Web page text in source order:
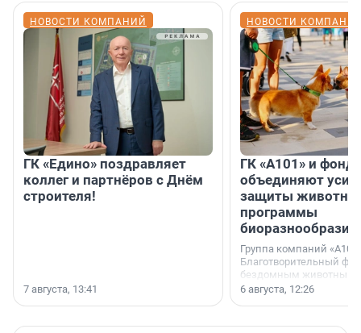
НОВОСТИ КОМПАНИЙ
ГК «Едино» поздравляет
коллег и партнёров с Днём
строителя!
7 августа, 13:41
НОВОСТИ
ГК «А101» и фонд
объединяют
защиты
программы
биоразнообразия
Группа компаний
Благотворительный
бездомным животным
заключили соглашение
6 августа, 12:26